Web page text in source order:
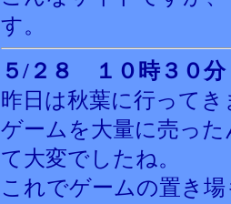
す。
５/２８ １０時３０分
昨日は秋葉に行ってき
ゲームを大量に売っ
て大変でしたね。
これでゲームの置き